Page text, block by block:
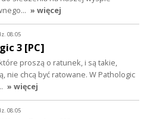
» więcej
08:05
3 [PC]
proszą o ratunek, i są takie,
nie chcą być ratowane. W Pathologic
» więcej
08:05